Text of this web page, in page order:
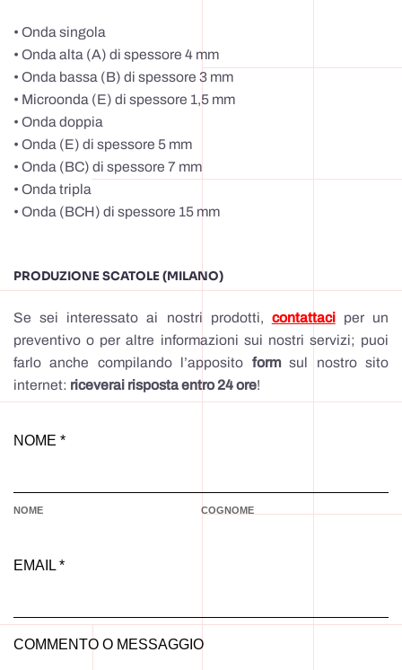
• Onda singola
• Onda alta (A) di spessore 4 mm
• Onda bassa (B) di spessore 3 mm
• Microonda (E) di spessore 1,5 mm
• Onda doppia
• Onda (E) di spessore 5 mm
• Onda (BC) di spessore 7 mm
• Onda tripla
• Onda (BCH) di spessore 15 mm
PRODUZIONE SCATOLE (MILANO)
Se sei interessato ai nostri prodotti, contattaciper un
preventivo o per altre informazioni sui nostri servizi; puoi
farlo anche compilando l’apposito formsul nostro sito
internet: riceverai risposta entro 24 ore!
NOME *
NOME COGNOME
EMAIL *
COMMENTO O MESSAGGIO